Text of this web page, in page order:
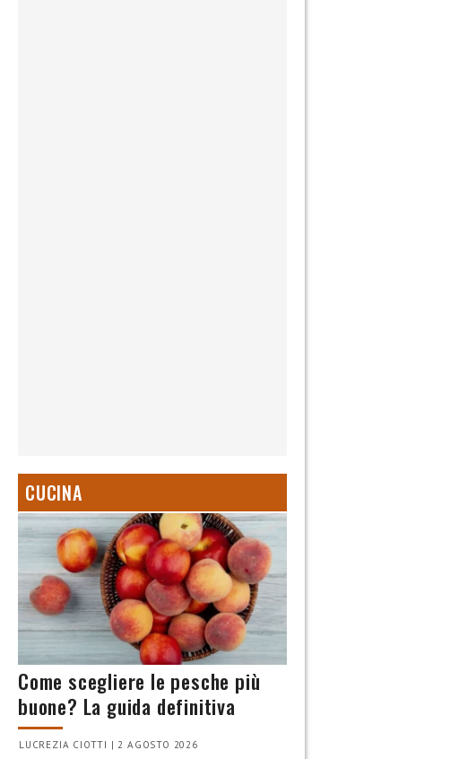
CUCINA
Come scegliere le pesche più
buone? La guida definitiva
LUCREZIA CIOTTI | 2 AGOSTO 2026